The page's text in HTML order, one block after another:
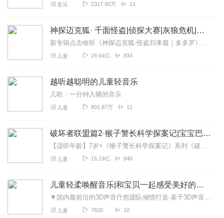
音乐 2317.90万 11
神探迈克狐· 千面怪盗|侦探大赛|灰狼危机|多多罗
新专辑点击收听《神探迈克狐·怪盗归来篇｜多多罗》！！！>>>点击进入主播橱窗购买《神探迈克狐》系列图书吧!<<<多多罗故事【点击前往】收听多多罗其他好玩有趣的故...
儿童 24.64亿 834
越听越聪明的儿童轻音乐
儿歌：一分钟入睡的音乐
儿童 801.87万 11
破坏者联盟篇2·猴子警长科学探案记|宝宝巴士故事
【适听年龄】7岁+《猴子警长科学探案记》系列《破坏者联盟篇1·猴子警长科学探案记》>>>《破坏者联盟篇2·猴子警长科学探案记》>>>《破坏者联盟篇3·猴子警长科...
儿童 16.19亿 846
儿童轻柔唤醒音乐|和宝贝一起感受美好的一天
▼国内最前沿的3D声音疗愈团队倾情打造·基于3D声音空间定位技术制作，还原自然场景，激发想像力，唤醒人类内心深处最原始的情感·超感官的沉浸式体验，放松身心、缓...
儿童 7620 10